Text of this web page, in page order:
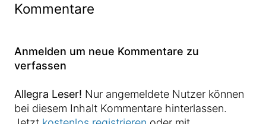
Kommentare
Anmelden um neue Kommentare zu
verfassen
Allegra Leser! Nur angemeldete Nutzer können
bei diesem Inhalt Kommentare hinterlassen.